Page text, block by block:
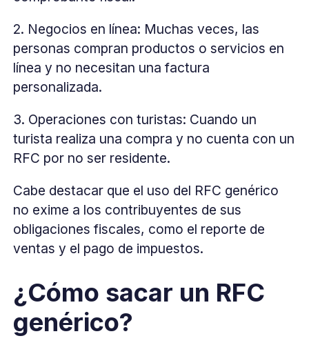
2. Negocios en línea: Muchas veces, las
personas compran productos o servicios en
línea y no necesitan una factura
personalizada.
3. Operaciones con turistas: Cuando un
turista realiza una compra y no cuenta con un
RFC por no ser residente.
Cabe destacar que el uso del RFC genérico
no exime a los contribuyentes de sus
obligaciones fiscales, como el reporte de
ventas y el pago de impuestos.
¿Cómo sacar un RFC
genérico?